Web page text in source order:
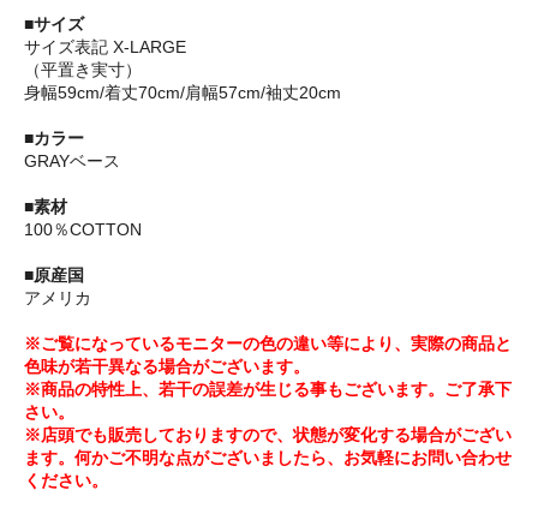
■サイズ
サイズ表記 X-LARGE
（平置き実寸）
身幅59cm/着丈70cm/肩幅57cm/袖丈20cm
■カラー
GRAYベース
■素材
100％COTTON
■原産国
アメリカ
※ご覧になっているモニターの色の違い等により、実際の商品と
色味が若干異なる場合がございます。
※商品の特性上、若干の誤差が生じる事もございます。ご了承下
さい。
※店頭でも販売しておりますので、状態が変化する場合がござい
ます。何かご不明な点がございましたら、お気軽にお問い合わせ
ください。